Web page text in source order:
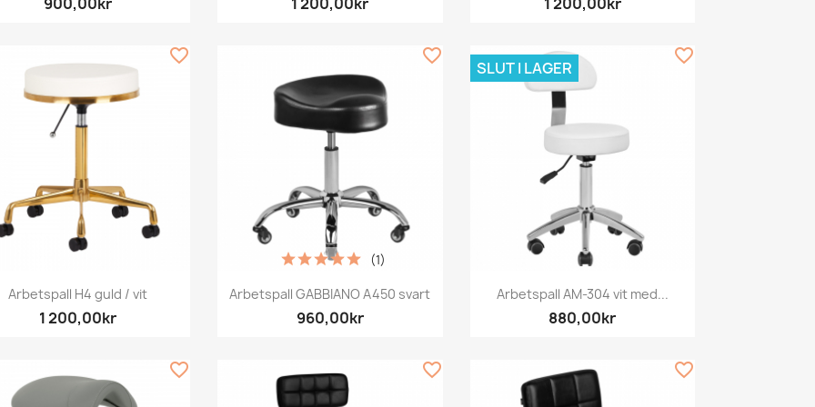
Snabbvy
Arbetspall H4 guld / vit
1 200,00kr
favorite_border
Snabbvy
Arbetspall GABBIANO A450 svart
960,00kr
(1)
favorite_border
 Snabbvy
Arbetspall AM-304 vit med...
880,00kr
SLUT I LAGER
favorite_border
favorite_border favorite_border favorite_border